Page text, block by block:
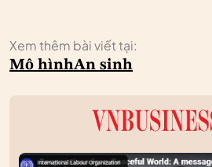
Xem thêm bài viết tại:
Mô hìnhAn sinh